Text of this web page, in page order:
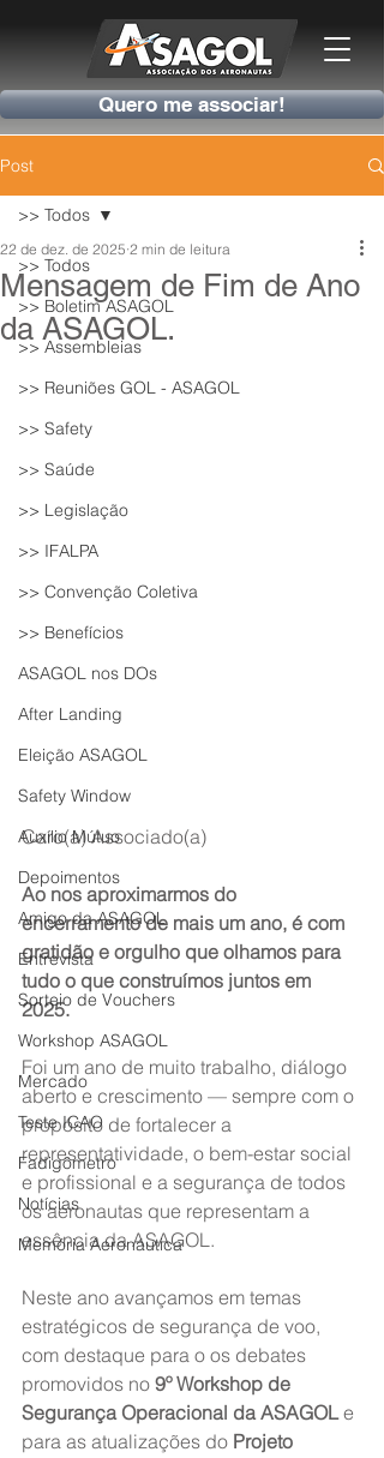
Quero me associar!
Post
>> Todos
>> Boletim ASAGOL
>> Assembleias
>> Reuniões GOL - ASAGOL
>> Safety
>> Saúde
>> Legislação
>> IFALPA
>> Convenção Coletiva
>> Benefícios
ASAGOL nos DOs
After Landing
Eleição ASAGOL
Safety Window
Auxílio Mútuo
Depoimentos
Amigo da ASAGOL
Entrevista
Sorteio de Vouchers
Workshop ASAGOL
Mercado
Teste ICAO
Fadigômetro
Notícias
Memória Aeronáutica
>> Todos
Mensagem de Fim de Ano
da ASAGOL.
22 de dez. de 2025 2 min de leitura
Caro(a) Associado(a)
Ao nos aproximarmos do
encerramento de mais um ano, é com
gratidão e orgulho que olhamos para
tudo o que construímos juntos em
2025.
Foi um ano de muito trabalho, diálogo
aberto e crescimento — sempre com o
propósito de fortalecer a
representatividade, o bem-estar social
e profissional e a segurança de todos
os aeronautas que representam a
essência da ASAGOL.
Neste ano avançamos em temas
estratégicos de segurança de voo,
com destaque para o os debates
promovidos no 9º Workshop de
Segurança Operacional da ASAGOL e
para as atualizações do Projeto